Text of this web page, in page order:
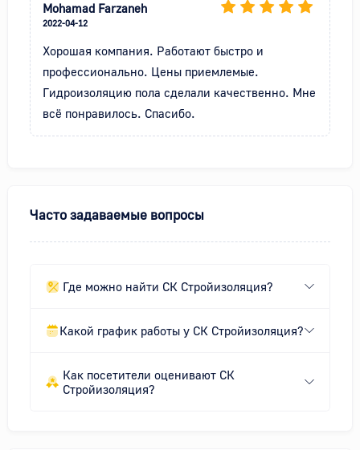
Mohamad Farzaneh
2022-04-12
Хорошая компания. Работают быстро и
профессионально. Цены приемлемые.
Гидроизоляцию пола сделали качественно. Мне
всё понравилось. Спасибо.
Часто задаваемые вопросы
Где можно найти СК Стройизоляция?
Какой график работы у СК Стройизоляция?
Как посетители оценивают СК
Стройизоляция?